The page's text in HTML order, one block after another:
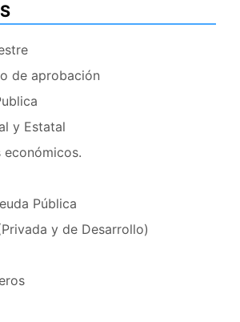
de aprobación
y Estatal
económicos.
Pública
y de Desarrollo)